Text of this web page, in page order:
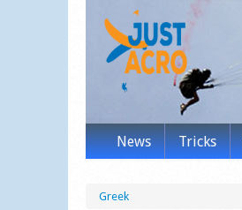
News Tricks
Greek